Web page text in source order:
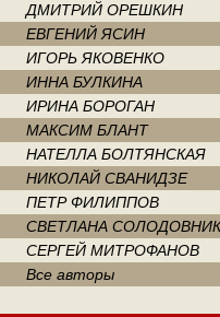
ДМИТРИЙ ОРЕШКИН
ЕВГЕНИЙ ЯСИН
ИГОРЬ ЯКОВЕНКО
ИННА БУЛКИНА
ИРИНА БОРОГАН
МАКСИМ БЛАНТ
НАТЕЛЛА БОЛТЯНСКАЯ
НИКОЛАЙ СВАНИДЗЕ
ПЕТР ФИЛИППОВ
СВЕТЛАНА СОЛОДОВНИК
СЕРГЕЙ МИТРОФАНОВ
Все авторы